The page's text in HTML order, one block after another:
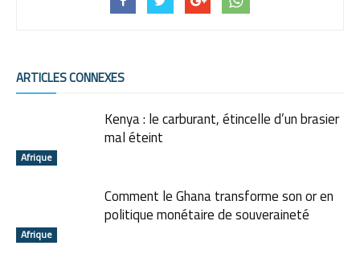
ARTICLES CONNEXES
Afrique
Kenya : le carburant, étincelle d’un brasier
mal éteint
Afrique
Comment le Ghana transforme son or en
politique monétaire de souveraineté